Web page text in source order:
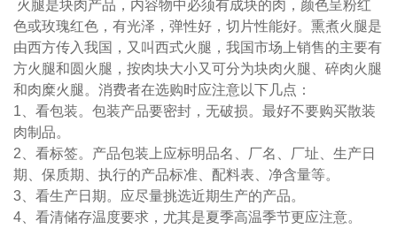
火腿是块肉产品，内容物中必须有成块的肉，颜色呈粉红
色或玫瑰红色，有光泽，弹性好，切片性能好。熏煮火腿是
由西方传入我国，又叫西式火腿，我国市场上销售的主要有
方火腿和圆火腿，按肉块大小又可分为块肉火腿、碎肉火腿
和肉糜火腿。消费者在选购时应注意以下几点：
1、看包装。包装产品要密封，无破损。最好不要购买散装
肉制品。
2、看标签。产品包装上应标明品名、厂名、厂址、生产日
期、保质期、执行的产品标准、配料表、净含量等。
3、看生产日期。应尽量挑选近期生产的产品。
4、看清储存温度要求，尤其是夏季高温季节更应注意。